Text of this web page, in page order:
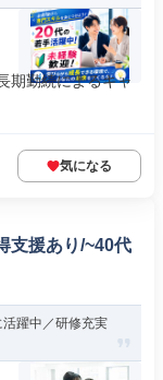
期勤続によるキャ
気になる
支援あり/~40代
活躍中／研修充実